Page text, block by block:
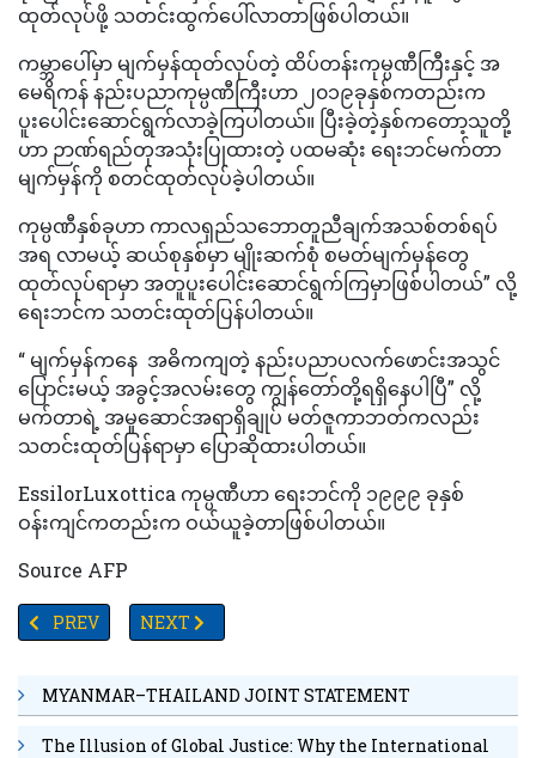
ထုတ်လုပ်ဖို့ သတင်းထွက်ပေါ်လာတာဖြစ်ပါတယ်။
ကမ္ဘာပေါ်မှာ မျက်မှန်ထုတ်လုပ်တဲ့ ထိပ်တန်းကုမ္ပဏီကြီးနှင့် အ
မေရိကန် နည်းပညာကုမ္ပဏီကြီးဟာ ၂၀၁၉ခုနှစ်ကတည်းက
ပူးပေါင်းဆောင်ရွက်လာခဲ့ကြပါတယ်။ ပြီးခဲ့တဲ့နှစ်ကတော့သူတို့
ဟာ ဉာဏ်ရည်တုအသုံးပြုထားတဲ့ ပထမဆုံး ရေးဘင်မက်တာ
မျက်မှန်ကို စတင်ထုတ်လုပ်ခဲ့ပါတယ်။
ကုမ္ပဏီနှစ်ခုဟာ ကာလရှည်သဘောတူညီချက်အသစ်တစ်ရပ်
အရ လာမယ့် ဆယ်စုနှစ်မှာ မျိုးဆက်စုံ စမတ်မျက်မှန်တွေ
ထုတ်လုပ်ရာမှာ အတူပူးပေါင်းဆောင်ရွက်ကြမှာဖြစ်ပါတယ်” လို့
ရေးဘင်က သတင်းထုတ်ပြန်ပါတယ်။
“ မျက်မှန်ကနေ အဓိကကျတဲ့ နည်းပညာပလက်ဖောင်းအသွင်
ပြောင်းမယ့် အခွင့်အလမ်းတွေ ကျွန်တော်တို့ရရှိနေပါပြီ” လို့
မက်တာရဲ့ အမှုဆောင်အရာရှိချုပ် မတ်ဇူကာဘတ်ကလည်း
သတင်းထုတ်ပြန်ရာမှာ ပြောဆိုထားပါတယ်။
EssilorLuxottica ကုမ္ပဏီဟာ ရေးဘင်ကို ၁၉၉၉ ခုနှစ်
ဝန်းကျင်ကတည်းက ဝယ်ယူခဲ့တာဖြစ်ပါတယ်။
Source AFP
PREVIOUS ARTICLE: စပိန်တွင်အငြိမ်းစားယူရမည့် သက်တမ်းထပ်မံ
PREV NEXT ARTICLE: ရုရှားစစ်တပ်အင်အားတစ်သန်းခွဲ
NEXT
MYANMAR–THAILAND JOINT STATEMENT
The Illusion of Global Justice: Why the International